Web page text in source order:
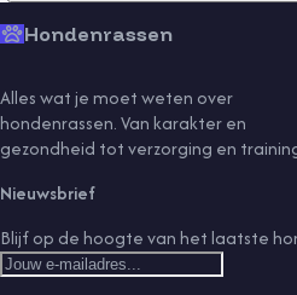
Hondenrassen
Alles wat je moet weten over
hondenrassen. Van karakter en
gezondheid tot verzorging en
Nieuwsbrief
Blijf op de hoogte van het laatste